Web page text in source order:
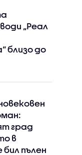
„Реал
близо до
град
в
пълен